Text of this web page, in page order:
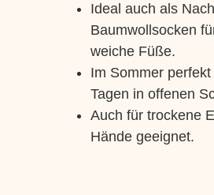
Ideal auch als
Baumwollsocken
weiche Füße.
Im Sommer
Tagen in offenen
Auch für trockene
Hände geeignet.